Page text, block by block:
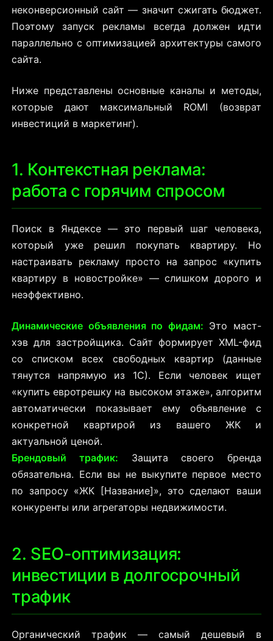
неконверсионный сайт — значит сжигать бюджет.
Поэтому запуск рекламы всегда должен идти
параллельно с оптимизацией архитектуры самого
сайта.
Ниже представлены основные каналы и методы,
которые дают максимальный ROMI (возврат
инвестиций в маркетинг).
1. Контекстная реклама:
работа с горячим спросом
Поиск в Яндексе — это первый шаг человека,
который уже решил покупать квартиру. Но
настраивать рекламу просто на запрос «купить
квартиру в новостройке» — слишком дорого и
неэффективно.
Динамические объявления по фидам: Это маст-
хэв для застройщика. Сайт формирует XML-фид
со списком всех свободных квартир (данные
тянутся напрямую из 1С). Если человек ищет
«купить евротрешку на высоком этаже», алгоритм
автоматически показывает ему объявление с
конкретной квартирой из вашего ЖК и
актуальной ценой.
Брендовый трафик: Защита своего бренда
обязательна. Если вы не выкупите первое место
по запросу «ЖК [Название]», это сделают ваши
конкуренты или агрегаторы недвижимости.
2. SEO-оптимизация:
инвестиции в долгосрочный
трафик
Органический трафик — самый дешевый в